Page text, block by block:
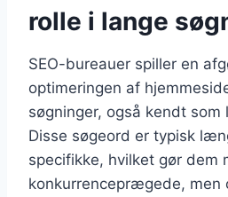
rolle i lange
SEO-bureauer spiller en
optimeringen af
søgninger, også kendt
Disse søgeord er typisk
specifikke, hvilket gør dem
konkurrenceprægede, men